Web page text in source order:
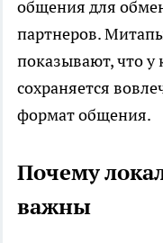
общения для
партнеров.
показывают, что
сохраняется
формат общения.
Почему
важны